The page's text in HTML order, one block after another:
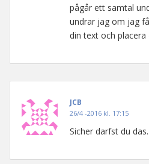
pågår ett samtal
undrar jag om jag
din text och placera
JCB
26/4 -2016 kl. 17:15
Sicher darfst du